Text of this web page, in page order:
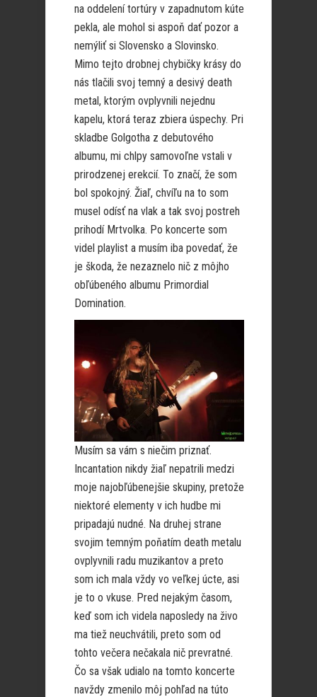
na oddelení tortúry v zapadnutom kúte
pekla, ale mohol si aspoň dať pozor a
nemýliť si Slovensko a Slovinsko.
Mimo tejto drobnej chybičky krásy do
nás tlačili svoj temný a desivý death
metal, ktorým ovplyvnili nejednu
kapelu, ktorá teraz zbiera úspechy. Pri
skladbe Golgotha z debutového
albumu, mi chlpy samovoľne vstali v
prirodzenej erekcií. To značí, že som
bol spokojný. Žiaľ, chvíľu na to som
musel odísť na vlak a tak svoj postreh
prihodí Mrtvolka. Po koncerte som
videl playlist a musím iba povedať, že
je škoda, že nezaznelo nič z môjho
obľúbeného albumu Primordial
Domination.
Musím sa vám s niečim priznať.
Incantation nikdy žiaľ nepatrili medzi
moje najobľúbenejšie skupiny, pretože
niektoré elementy v ich hudbe mi
pripadajú nudné. Na druhej strane
svojim temným poňatím death metalu
ovplyvnili radu muzikantov a preto
som ich mala vždy vo veľkej úcte, asi
je to o vkuse. Pred nejakým časom,
keď som ich videla naposledy na živo
ma tiež neuchvátili, preto som od
tohto večera nečakala nič prevratné.
Čo sa však udialo na tomto koncerte
navždy zmenilo môj pohľad na túto